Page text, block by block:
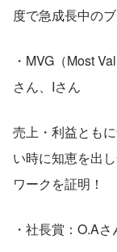
度で急成長中の
・MVG（Most
さん、Iさん
売上・利益とも
い時に知恵を出
ワークを証明！
・社長賞：O.Aさ